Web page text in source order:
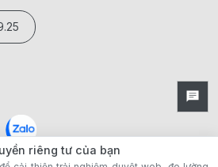
riêng tư của bạn